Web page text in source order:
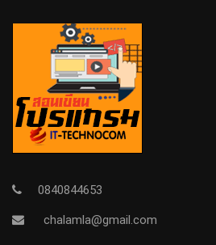
0840844653
chalamla@gmail.com